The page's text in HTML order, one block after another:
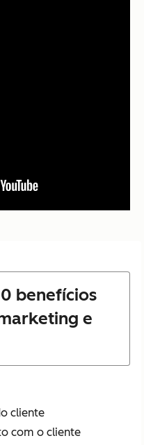
benefícios
e
cliente
com o cliente